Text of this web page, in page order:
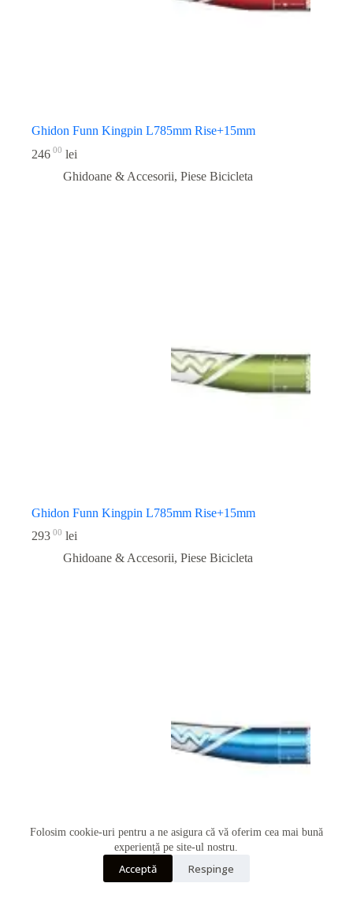
Folosim cookie-uri pentru a ne asigura că vă oferim cea mai bună
experiență pe site-ul nostru.
Acceptă Respinge
Ghidon Funn Kingpin L785mm Rise+15mm
246 00 lei
Ghidoane & Accesorii, Piese Bicicleta
Ghidon Funn Kingpin L785mm Rise+15mm
293 00 lei
Ghidoane & Accesorii, Piese Bicicleta